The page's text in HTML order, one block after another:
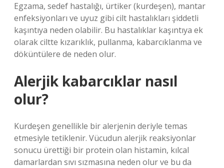
Egzama, sedef hastalığı, ürtiker (kurdeşen), mantar
enfeksiyonları ve uyuz gibi cilt hastalıkları şiddetli
kaşıntıya neden olabilir. Bu hastalıklar kaşıntıya ek
olarak ciltte kızarıklık, pullanma, kabarcıklanma ve
döküntülere de neden olur.
Alerjik kabarcıklar nasıl
olur?
Kurdeşen genellikle bir alerjenin deriyle temas
etmesiyle tetiklenir. Vücudun alerjik reaksiyonlar
sonucu ürettiği bir protein olan histamin, kılcal
damarlardan sıvı sızmasına neden olur ve bu da